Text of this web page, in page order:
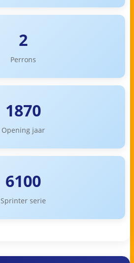
2
Perrons
1870
Opening jaar
6100
Sprinter serie